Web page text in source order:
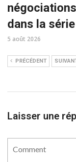
dans la
5 août 2026
PRÉCÉDENT
Laisser une